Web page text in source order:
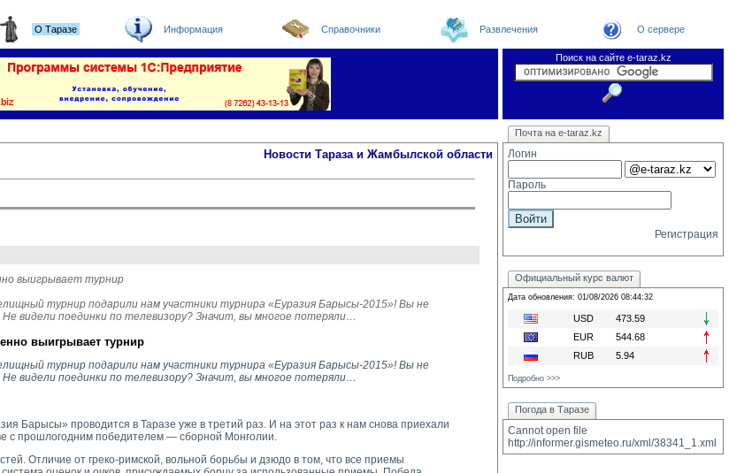
О Таразе Информация Справочники Развлечения О сервере
Поиск на сайте e-taraz.kz
Новости Погода в Таразе
Телефоный справочник
Видеоконференция
Новости e-taraz
Новости Тараза и Жамбылской области
выигрывает турнир
турнир подарили нам участники турнира «Еуразия Барысы-2015»! Вы не
видели поединки по телевизору? Значит, вы многое потеряли…
выигрывает турнир
турнир подарили нам участники турнира «Еуразия Барысы-2015»! Вы не
видели поединки по телевизору? Значит, вы многое потеряли…
Барысы» проводится в Таразе уже в третий раз. И на этот раз к нам снова приехали
с прошлогодним победителем — сборной Монголии.
Отличие от греко-римской, вольной борьбы и дзюдо в том, что все приемы
Почта на e-taraz.kz
Логин
Пароль
Регистрация
Официальный курс валют
Дата обновления: 01/08/2026 08:44:32
USD
473.59
EUR
544.68
RUB
5.94
Подробно >>>
Погода в Таразе
Cannot open file
http://informer.gismeteo.ru/xml/38341_1.xml